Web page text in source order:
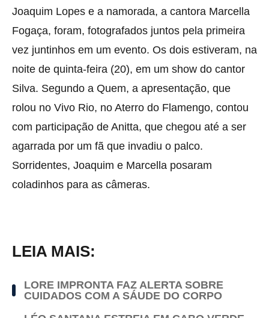
Joaquim Lopes e a namorada, a cantora Marcella
Fogaça, foram, fotografados juntos pela primeira
vez juntinhos em um evento. Os dois estiveram, na
noite de quinta-feira (20), em um show do cantor
Silva. Segundo a Quem, a apresentação, que
rolou no Vivo Rio, no Aterro do Flamengo, contou
com participação de Anitta, que chegou até a ser
agarrada por um fã que invadiu o palco.
Sorridentes, Joaquim e Marcella posaram
coladinhos para as câmeras.
LEIA MAIS:
LORE IMPRONTA FAZ ALERTA SOBRE
CUIDADOS COM A SÁUDE DO CORPO